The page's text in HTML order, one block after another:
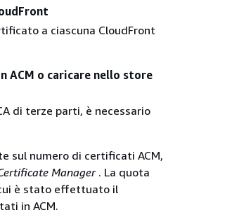
a ciascuna CloudFront
ACM o caricare nello store
di terze parti, è necessario
sul numero di certificati ACM,
Manager. La quota
è stato effettuato il
in ACM.